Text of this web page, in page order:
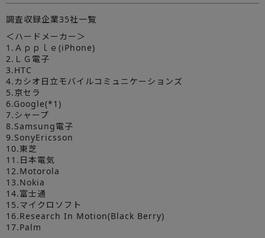
調査収録企業35社一覧
＜ハードメーカー＞
1.Ａｐｐｌｅ(iPhone)
2.ＬＧ電子
3.HTC
4.カシオ日立モバイルコミュニケーションズ
5.京セラ
6.Google(*1)
7.シャープ
8.Samsung電子
9.SonyEricsson
10.東芝
11.日本電気
12.Motorola
13.Nokia
14.富士通
15.マイクロソフト
16.Research In Motion(Black Berry)
17.Palm